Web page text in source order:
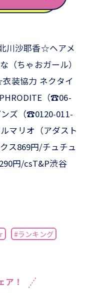
川沙耶香☆ヘアメ
ちゃおガール）
装協力 ネクタイ
（☎06-
ズ（☎0120-011-
マリオ（アダスト
ス869円/チュチュ
円/csT&P渋谷
#ランキング
ア！